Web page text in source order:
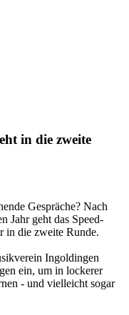
in die zweite
Gespräche? Nach
Jahr geht das Speed-
in die zweite Runde.
Ingoldingen
ein, um in lockerer
- und vielleicht sogar